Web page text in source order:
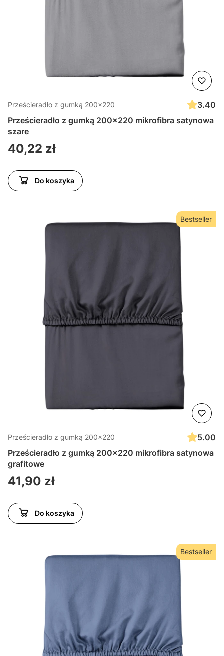
Prześcieradło z gumką 200x220
3.40
Prześcieradło z gumką 200x220 mikrofibra satynowa
szare
Cena
40,22 zł
Do koszyka
Bestseller
Prześcieradło z gumką 200x220
5.00
Prześcieradło z gumką 200x220 mikrofibra satynowa
grafitowe
Cena
41,90 zł
Do koszyka
Bestseller